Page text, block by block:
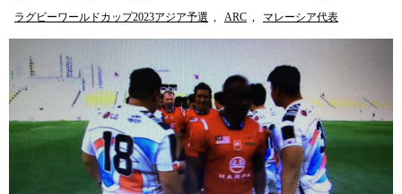
ラグビーワールドカップ2023アジア予選 , ARC , マレーシア代表